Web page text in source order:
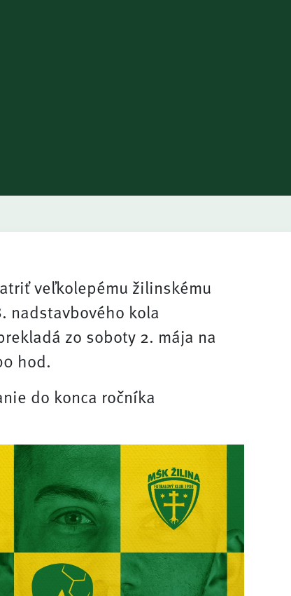
veľkolepému žilinskému
nadstavbového kola
zo soboty 2. mája na
hod.
do konca ročníka